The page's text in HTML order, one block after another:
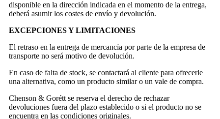
disponible en la dirección indicada en el momento de la entrega,
deberá asumir los costes de envío y devolución.
EXCEPCIONES Y LIMITACIONES
El retraso en la entrega de mercancía por parte de la empresa de
transporte no será motivo de devolución.
En caso de falta de stock, se contactará al cliente para ofrecerle
una alternativa, como un producto similar o un vale de compra.
Chenson & Gorétt se reserva el derecho de rechazar
devoluciones fuera del plazo establecido o si el producto no se
encuentra en las condiciones originales.